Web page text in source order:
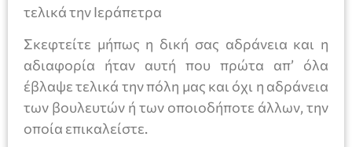
τελικά την Ιεράπετρα
Σκεφτείτε μήπως η δική σας αδράνεια και η
αδιαφορία ήταν αυτή που πρώτα απ’ όλα
έβλαψε τελικά την πόλη μας και όχι η αδράνεια
των βουλευτών ή των οποιοδήποτε άλλων, την
οποία επικαλείστε.